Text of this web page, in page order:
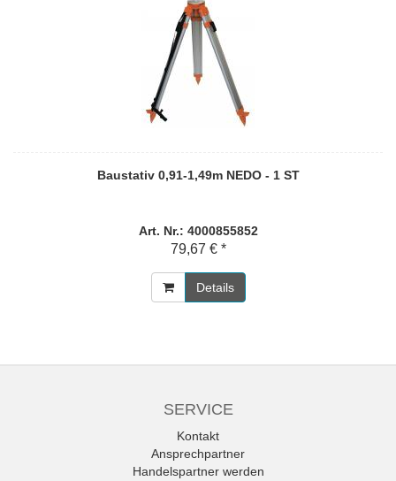
Baustativ 0,91-1,49m NEDO - 1 ST
Art. Nr.: 4000855852
79,67 € *
Details
SERVICE
Kontakt
Ansprechpartner
Handelspartner werden